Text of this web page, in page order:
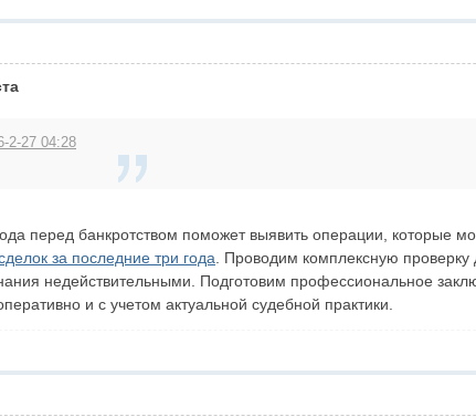
2-27 04:28
перед банкротством поможет выявить операции, которые
за последние три года . Проводим комплексную
недействительными. Подготовим профессиональное
и с учетом актуальной судебной практики.